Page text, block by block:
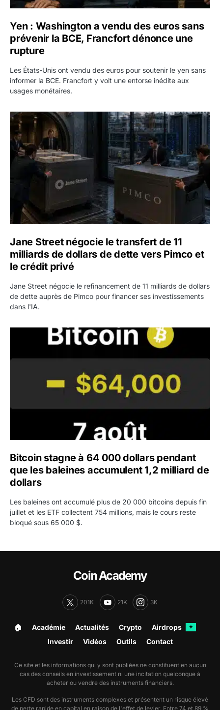
Yen : Washington a vendu des euros sans
prévenir la BCE, Francfort dénonce une
rupture
Les États-Unis ont vendu des euros pour soutenir le yen sans
informer la BCE. Francfort y voit une entorse inédite aux
usages monétaires.
Jane Street négocie le transfert de 11 milliards de
Jane Street négocie le transfert de 11
milliards de dollars de dette vers Pimco et
le crédit privé
Jane Street négocie le refinancement de 11 milliards de dollars
de dette auprès de Pimco pour financer ses investissements
dans l'IA.
Bitcoin stagne à 64 000 dollars pendant que les
Bitcoin stagne à 64 000 dollars pendant
que les baleines accumulent 1,2 milliard de
dollars
Les baleines ont accumulé plus de 20 000 bitcoins depuis fin
juillet et les ETF collectent 754 millions, mais le cours reste
bloqué sous 65 000 $.
Coin Academy
201K 21K 3K
🏠︎ Académie Actualités Crypto Airdrops ✦
Investir Vidéos Outils Contact
Ce site et les informations qui y sont publiées ne constituent en aucun
cas des conseils en investissement ni une incitation quelconque à
acheter ou vendre des instruments financiers.
Les CFD sont des instruments complexes et présentent un risque élevé
de perte rapide en capital en raison de l'effet de levier. Entre 74 et 89 %